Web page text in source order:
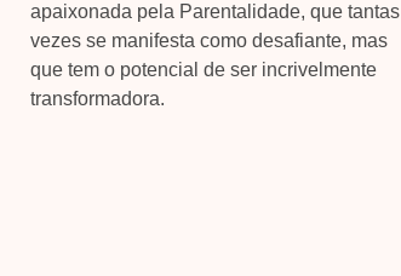
apaixonada pela Parentalidade, que tantas
vezes se manifesta como desafiante, mas
que tem o potencial de ser incrivelmente
transformadora.